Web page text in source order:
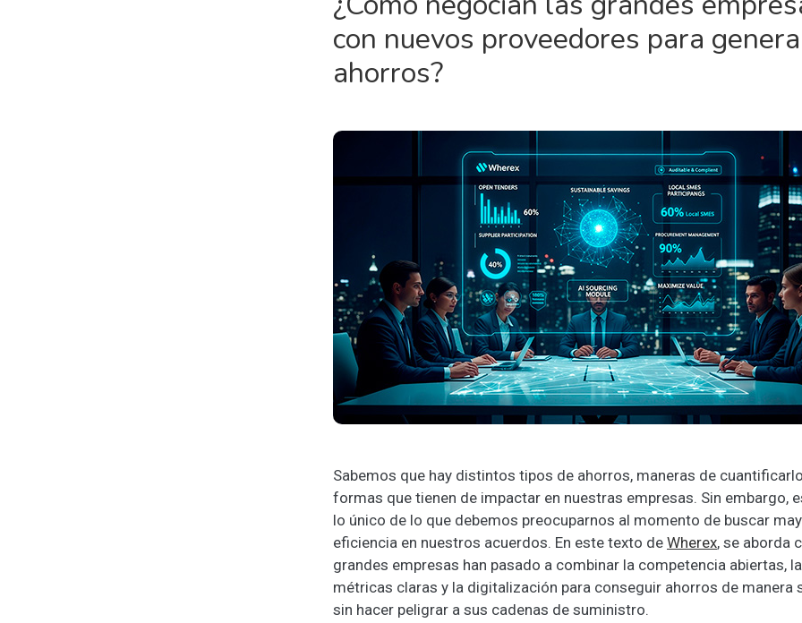
con nuevos proveedores para
ahorros?
Sabemos que hay distintos tipos de ahorros, maneras de
formas que tienen de impactar en nuestras empresas. Sin embargo,
lo único de lo que debemos preocuparnos al momento de buscar
eficiencia en nuestros acuerdos. En este texto de Wherex, se aborda
grandes empresas han pasado a combinar la competencia abiertas,
métricas claras y la digitalización para conseguir ahorros de manera
sin hacer peligrar a sus cadenas de suministro.